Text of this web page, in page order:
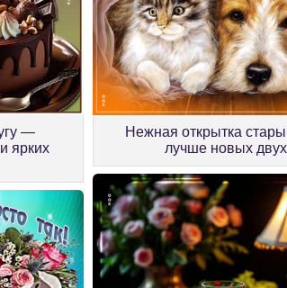
—
ярких
Нежная открытка
лучше новых двух